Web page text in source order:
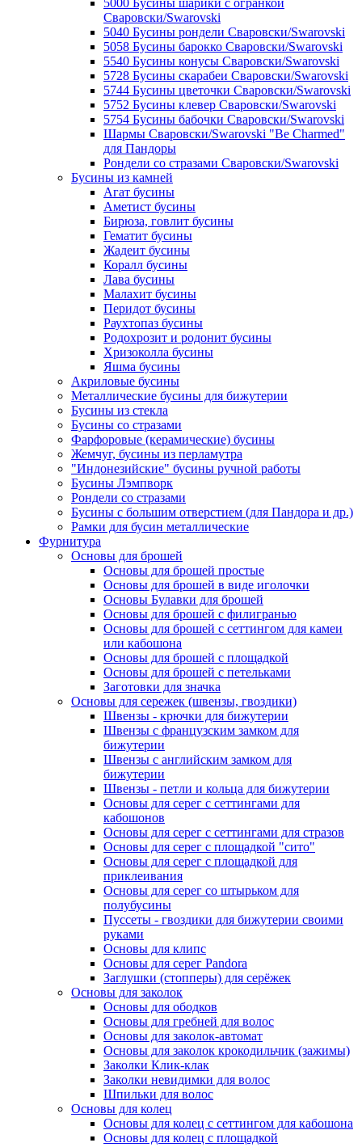
5000 Бусины шарики с огранкой
Сваровски/Swarovski
5040 Бусины рондели Сваровски/Swarovski
5058 Бусины барокко Сваровски/Swarovski
5540 Бусины конусы Сваровски/Swarovski
5728 Бусины скарабеи Сваровски/Swarovski
5744 Бусины цветочки Сваровски/Swarovski
5752 Бусины клевер Сваровски/Swarovski
5754 Бусины бабочки Сваровски/Swarovski
Шармы Сваровски/Swarovski "Be Charmed"
для Пандоры
Рондели со стразами Сваровски/Swarovski
Бусины из камней
Агат бусины
Аметист бусины
Бирюза, говлит бусины
Гематит бусины
Жадеит бусины
Коралл бусины
Лава бусины
Малахит бусины
Перидот бусины
Раухтопаз бусины
Родохрозит и родонит бусины
Хризоколла бусины
Яшма бусины
Акриловые бусины
Металлические бусины для бижутерии
Бусины из стекла
Бусины со стразами
Фарфоровые (керамические) бусины
Жемчуг, бусины из перламутра
"Индонезийские" бусины ручной работы
Бусины Лэмпворк
Рондели со стразами
Бусины с большим отверстием (для Пандора и др.)
Рамки для бусин металлические
Фурнитура
Основы для брошей
Основы для брошей простые
Основы для брошей в виде иголочки
Основы Булавки для брошей
Основы для брошей с филигранью
Основы для брошей с сеттингом для камеи
или кабошона
Основы для брошей с площадкой
Основы для брошей с петельками
Заготовки для значка
Основы для сережек (швензы, гвоздики)
Швензы - крючки для бижутерии
Швензы с французским замком для
бижутерии
Швензы с английским замком для
бижутерии
Швензы - петли и кольца для бижутерии
Основы для серег с сеттингами для
кабошонов
Основы для серег с сеттингами для стразов
Основы для серег с площадкой "сито"
Основы для серег с площадкой для
приклеивания
Основы для серег со штырьком для
полубусины
Пуссеты - гвоздики для бижутерии своими
руками
Основы для клипс
Основы для серег Pandora
Заглушки (стопперы) для серёжек
Основы для заколок
Основы для ободков
Основы для гребней для волос
Основы для заколок-автомат
Основы для заколок крокодильчик (зажимы)
Заколки Клик-клак
Заколки невидимки для волос
Шпильки для волос
Основы для колец
Основы для колец с сеттингом для кабошона
Основы для колец с площадкой